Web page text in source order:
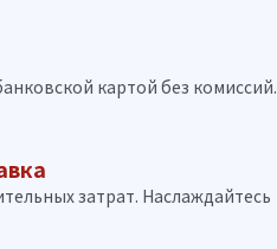
картой без комиссий.
затрат. Наслаждайтесь